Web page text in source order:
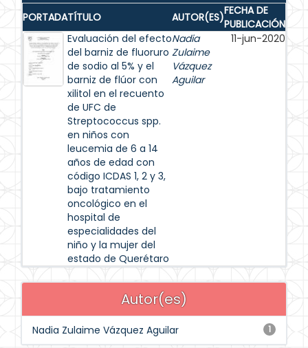
PORTADATÍTULO AUTOR(ES)FECHA DE
PUBLICACIÓN
Evaluación del efecto
del barniz de fluoruro
de sodio al 5% y el
barniz de flúor con
xilitol en el recuento
de UFC de
Streptococcus spp.
en niños con
leucemia de 6 a 14
años de edad con
código ICDAS 1, 2 y 3,
bajo tratamiento
oncológico en el
hospital de
especialidades del
niño y la mujer del
estado de Querétaro
Nadia
Zulaime
Vázquez
Aguilar
11-jun-2020
Autor(es)
1
Nadia Zulaime Vázquez Aguilar